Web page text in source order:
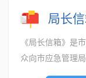
局长
《局长信箱》是
众向市应急管理